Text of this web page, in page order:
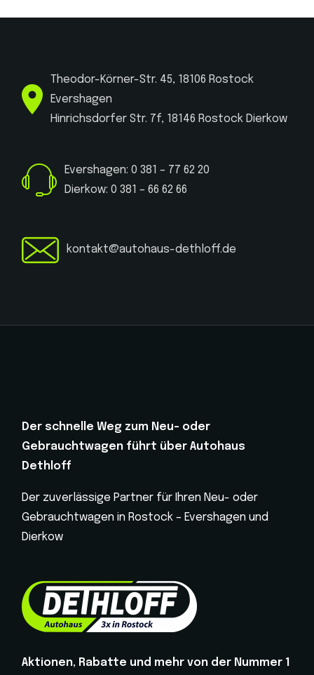
Theodor-Körner-Str. 45, 18106 Rostock
Evershagen
Hinrichsdorfer Str. 7f, 18146 Rostock Dierkow
Evershagen: 0 381 – 77 62 20
Dierkow: 0 381 – 66 62 66
kontakt@autohaus-dethloff.de
Der schnelle Weg zum Neu- oder
Gebrauchtwagen führt über Autohaus
Dethloff
Der zuverlässige Partner für Ihren Neu- oder
Gebrauchtwagen in Rostock – Evershagen und
Dierkow
Aktionen, Rabatte und mehr von der Nummer 1